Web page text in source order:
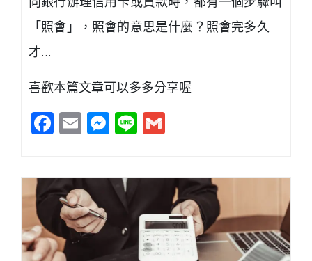
「照會」，照會的意思是什麼？照會完多久
才…
喜歡本篇文章可以多多分享喔
Facebook
EmailMessenger
Line